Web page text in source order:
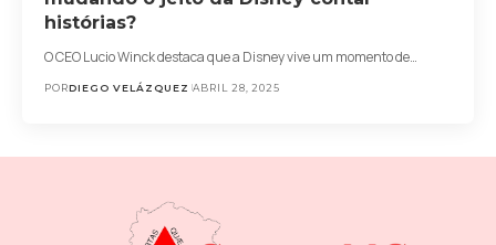
histórias?
O CEO Lucio Winck destaca que a Disney vive um momento de…
PORDIEGO VELÁZQUEZ ABRIL 28, 2025